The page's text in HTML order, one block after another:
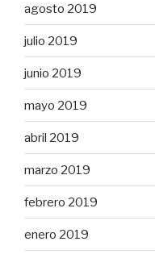
agosto 2019
julio 2019
junio 2019
mayo 2019
abril 2019
marzo 2019
febrero 2019
enero 2019